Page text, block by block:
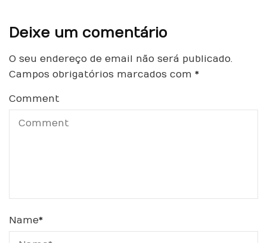
Deixe um comentário
O seu endereço de email não será publicado.
Campos obrigatórios marcados com *
Comment
Name*